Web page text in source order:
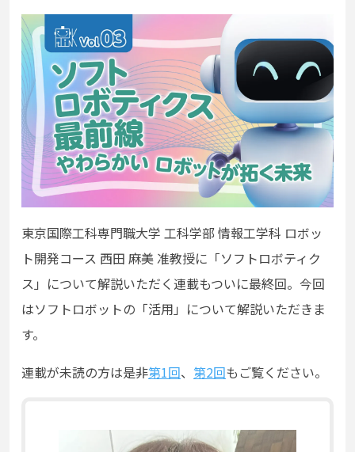
東京国際工科専門職大学 工科学部 情報工学科 ロボッ
ト開発コース 西田 麻美 准教授に「ソフトロボティク
ス」について解説いただく連載もついに最終回。今回
はソフトロボットの「活用」について解説いただきま
す。
連載が未読の方は是非第1回、 第2回もご覧ください。